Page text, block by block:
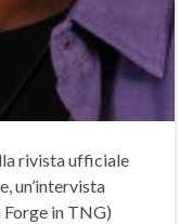
rivista ufficiale
un’intervista
Forge in TNG)